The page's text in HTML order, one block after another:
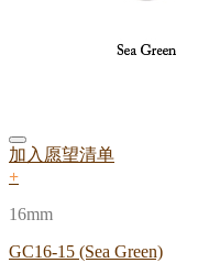
加入愿望清单
+
16mm
GC16-15 (Sea Green)